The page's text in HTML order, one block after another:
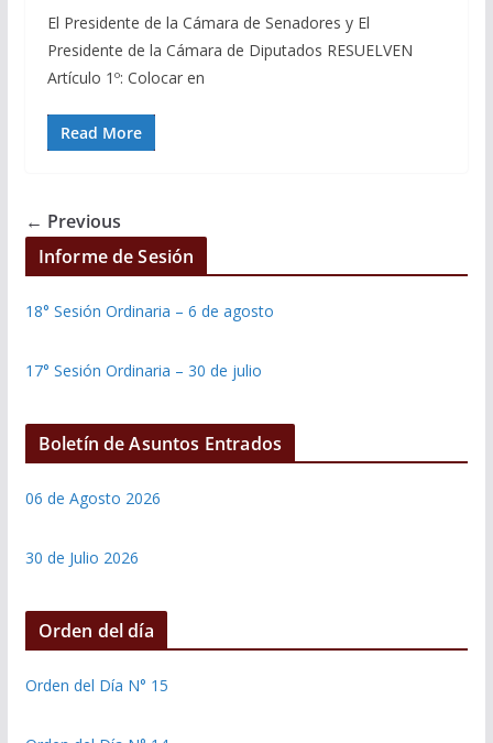
El Presidente de la Cámara de Senadores y El
Presidente de la Cámara de Diputados RESUELVEN
Artículo 1º: Colocar en
Read More
← Previous
Informe de Sesión
18° Sesión Ordinaria – 6 de agosto
17° Sesión Ordinaria – 30 de julio
Boletín de Asuntos Entrados
06 de Agosto 2026
30 de Julio 2026
Orden del día
Orden del Día N° 15